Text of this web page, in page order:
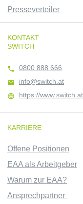
Presseverteiler
KONTAKT
SWITCH
 0800 888 666
 info@switch.at
 https://www.switch.at
KARRIERE
Offene Positionen
EAA als Arbeitgeber
Warum zur EAA?
Ansprechpartner